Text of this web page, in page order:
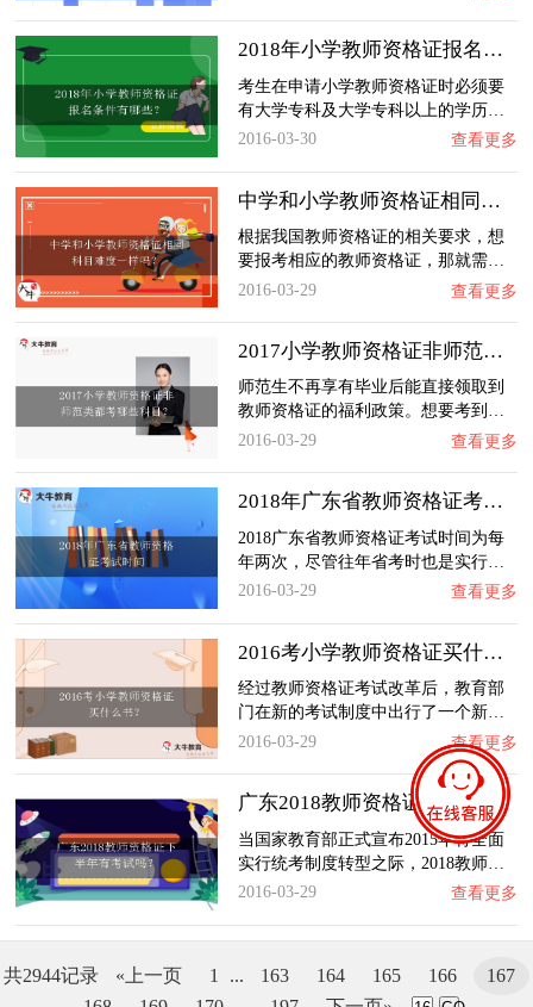
2018年小学教师资格证报名条件有哪些？
考生在申请小学教师资格证时必须要
有大学专科及大学专科以上的学历…
2016-03-30
查看更多
中学和小学教师资格证相同科目难度一样吗？
根据我国教师资格证的相关要求，想
要报考相应的教师资格证，那就需…
2016-03-29
查看更多
2017小学教师资格证非师范类都考哪些科目？
师范生不再享有毕业后能直接领取到
教师资格证的福利政策。想要考到…
2016-03-29
查看更多
2018年广东省教师资格证考试时间
2018广东省教师资格证考试时间为每
年两次，尽管往年省考时也是实行…
2016-03-29
查看更多
2016考小学教师资格证买什么书？
经过教师资格证考试改革后，教育部
门在新的考试制度中出行了一个新…
2016-03-29
查看更多
广东2018教师资格证下半年有考试吗？
当国家教育部正式宣布2015年将全面
实行统考制度转型之际，2018教师…
2016-03-29
查看更多
共2944记录 «上一页 1 ... 163 164 165 166
167